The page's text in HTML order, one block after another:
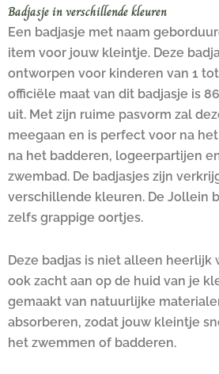
Badjasje in verschillende kleuren
Een badjasje met naam
item voor jouw kleintje. Deze
ontworpen voor kinderen van 1 tot
officiële maat van dit badjasje is
uit. Met zijn ruime pasvorm zal
meegaan en is perfect voor na
na het badderen, logeerpartijen
zwembad. De badjasjes zijn
verschillende kleuren. De Jollein
zelfs grappige oortjes.
Deze badjas is niet alleen heerlijk
ook zacht aan op de huid van je
gemaakt van natuurlijke
absorberen, zodat jouw kleintje
het zwemmen of badderen.